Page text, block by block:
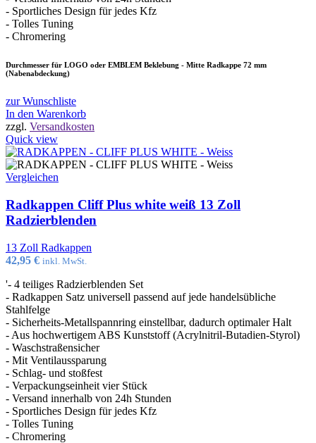
- Sportliches Design für jedes Kfz
- Tolles Tuning
- Chromering
Durchmesser für LOGO oder EMBLEM Beklebung - Mitte Radkappe 72 mm
(Nabenabdeckung)
zur Wunschliste
In den Warenkorb
zzgl. Versandkosten
Quick view
Vergleichen
Radkappen Cliff Plus white weiß 13 Zoll
Radzierblenden
13 Zoll Radkappen
42,95 € inkl. MwSt.
'- 4 teiliges Radzierblenden Set
- Radkappen Satz universell passend auf jede handelsübliche
Stahlfelge
- Sicherheits-Metallspannring einstellbar, dadurch optimaler Halt
- Aus hochwertigem ABS Kunststoff (Acrylnitril-Butadien-Styrol)
- Waschstraßensicher
- Mit Ventilaussparung
- Schlag- und stoßfest
- Verpackungseinheit vier Stück
- Versand innerhalb von 24h Stunden
- Sportliches Design für jedes Kfz
- Tolles Tuning
- Chromering